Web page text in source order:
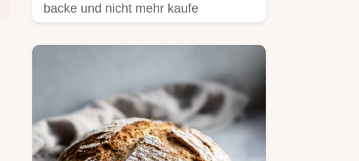
backe und nicht mehr kaufe